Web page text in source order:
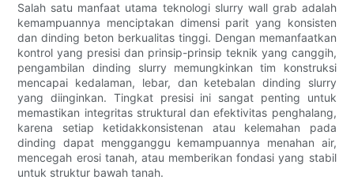
Salah satu manfaat utama teknologi slurry wall grab adalah
kemampuannya menciptakan dimensi parit yang konsisten
dan dinding beton berkualitas tinggi. Dengan memanfaatkan
kontrol yang presisi dan prinsip-prinsip teknik yang canggih,
pengambilan dinding slurry memungkinkan tim konstruksi
mencapai kedalaman, lebar, dan ketebalan dinding slurry
yang diinginkan. Tingkat presisi ini sangat penting untuk
memastikan integritas struktural dan efektivitas penghalang,
karena setiap ketidakkonsistenan atau kelemahan pada
dinding dapat mengganggu kemampuannya menahan air,
mencegah erosi tanah, atau memberikan fondasi yang stabil
untuk struktur bawah tanah.